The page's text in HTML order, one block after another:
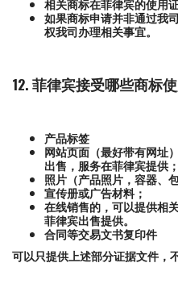
相关商标在菲律宾的使用
如果商标申请并非通过我
权我司办理相关事宜。
12. 菲律宾接受哪些商标
产品标签
网站页面（最好带有网址
出售，服务在菲律宾提供；
照片（产品照片，容器、
宣传册或广告材料；
在线销售的，可以提供相
菲律宾出售提供。
合同等交易文书复印件
可以只提供上述部分证据文件，